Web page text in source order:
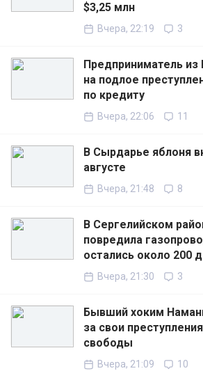
$3,25 млн
Вчера, 22:19 3
Предприниматель
на подлое
по кредиту
Вчера, 22:06 11
В Сырдарье яблоня
августе
Вчера, 21:48 8
В Сергелийском
повредила
остались около 200
Вчера, 21:30 3
Бывший хоким
за свои
свободы
Вчера, 21:09 10